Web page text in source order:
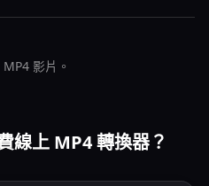
影片。
線上 MP4 轉換器？